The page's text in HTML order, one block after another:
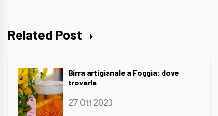
Related Post
Birra artigianale a Foggia: dove
trovarla
27 Ott 2020